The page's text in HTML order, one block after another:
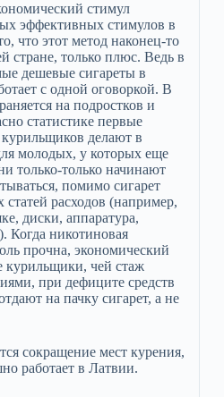
стимул
эффективных стимулов в
что этот метод наконец-то
стране, только плюс. Ведь в
дешевые сигареты в
с одной оговоркой. В
на подростков и
статистике первые
делают в
молодых, у которых еще
только-только начинают
помимо сигарет
статей расходов (например,
диски, аппаратура,
Когда никотиновая
прочна, экономический
курильщики, чей стаж
при дефиците средств
на пачку сигарет, а не
сокращение мест курения,
работает в Латвии.